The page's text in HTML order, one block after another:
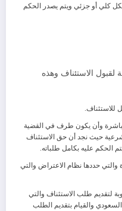
كلي أو جزئي ويتم يصدر الحكم
الاستئناف وهذه
للاستئناف.
وأن يكون طرف في القضية
الشرعية حيث نجد أن حق الاستئناف
الحكم عليه بكامل طلباته.
والتي حددها نظام الاعتراض والتي
لتقديم طلب الاستئناف والتي
والقيام بتقديم الطلب